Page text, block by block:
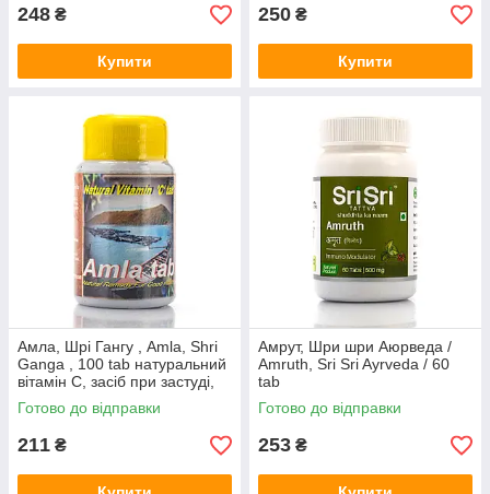
248 ₴
Купити
250 ₴
Купити
Амла, Шрі Гангу , Amla, Shri
Ganga , 100 tab натуральний
вітамін С, засіб при застуді,
грипі, вірусі
Готово до відправки
211 ₴
Амрут, Шри шри Аюрведа /
Amruth, Sri Sri Ayrveda / 60
tab
Готово до відправки
253 ₴